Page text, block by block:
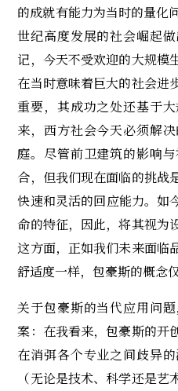
的成就有能力为当时的量化
世纪高度发展的社会崛起
记，今天不受欢迎的大规模
在当时意味着巨大的社会进
重要，其成功之处还基于
来，西方社会今天必须解
庭。尽管前卫建筑的影响
合，但我们现在面临的挑战
快速和灵活的回应能力。
命的特征，因此，将其视为
这方面，正如我们未来面临
舒适度一样，包豪斯的概念
关于包豪斯的当代应用问
案：在我看来，包豪斯的开
在消弭各个专业之间歧异
（无论是技术、科学还是